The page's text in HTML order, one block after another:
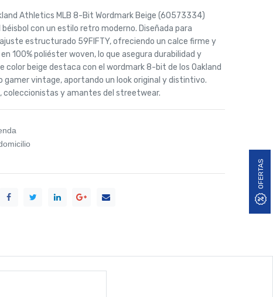
OFERTAS
Athletics MLB 8-Bit Wordmark Beige (60573334)
con un estilo retro moderno. Diseñada para
estructurado 59FIFTY, ofreciendo un calce firme y
100% poliéster woven, lo que asegura durabilidad y
color beige destaca con el wordmark 8-bit de los Oakland
gamer vintage, aportando un look original y distintivo.
coleccionistas y amantes del streetwear.